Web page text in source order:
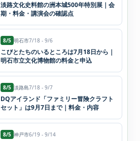
淡路文化史料館の洲本城500年特別展｜会
期・料金・講演会の確認点
8/5 明石市7/18 - 9/6
こびとたちのいるところは7月18日から｜
明石市立文化博物館の料金と申込
8/5 淡路島7/18 - 9/7
DQアイランド「ファミリー冒険クラフト
セット」は9月7日まで｜料金・内容
8/5 神戸市6/19 - 9/14